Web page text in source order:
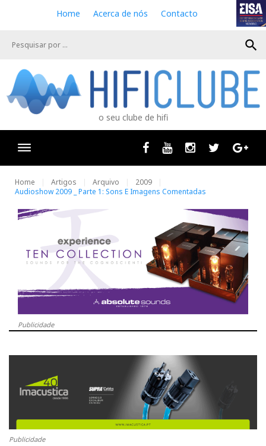
e
Home Acerca de nós Contacto
search
o seu clube de hifi
Facebook
Youtube InstagramTwitter
Home Artigos Arquivo
2009
Audioshow 2009 _ Parte 1: Sons E Imagens Comentadas
Publicidade
Publicidade